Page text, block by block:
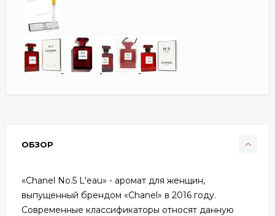
ОБЗОР
«Chanel No.5 L'eau» - аромат для женщин,
выпущенный брендом «Chanel» в 2016 году.
Современные классификаторы относят данную